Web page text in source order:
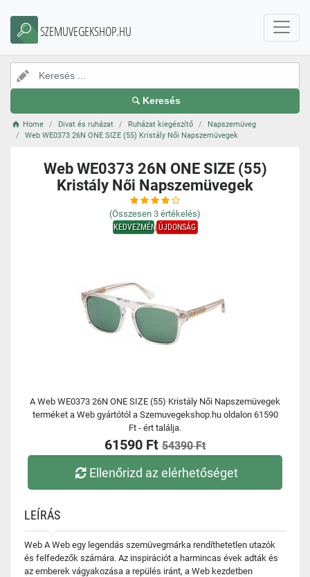
SZEMUVEGEKSHOP.HU
Keresés
Home Divat és ruházat Ruházat kiegészítő
Napszemüveg
Web WE0373 26N ONE SIZE (55) Kristály Női Napszemüvegek
Web WE0373 26N ONE SIZE (55)
Kristály Női Napszemüvegek
(Összesen 3 értékelés)
KEDVEZMÉNYÚJDONSÁG
A Web WE0373 26N ONE SIZE (55) Kristály Női Napszemüvegek
terméket a Web gyártótól a Szemuvegekshop.hu oldalon 61590
Ft - ért találja.
61590 Ft 54390 Ft
Ellenőrizd az elérhetőséget
LEÍRÁS
Web A Web egy legendás szemüvegmárka rendíthetetlen utazók
és felfedezők számára. Az inspirációt a harmincas évek adták és
az emberek vágyakozása a repülés iránt, a Web kezdetben